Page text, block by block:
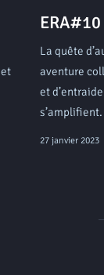
La quête
aventure
et
27 janvier 2023